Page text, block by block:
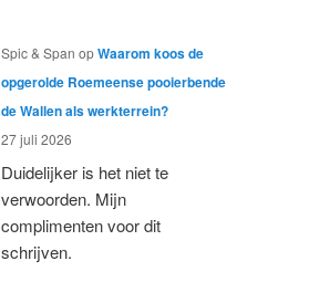
Spic & Span opWaarom koos de
opgerolde Roemeense pooierbende
de Wallen als werkterrein?
27 juli 2026
Duidelijker is het niet te
verwoorden. Mijn
complimenten voor dit
schrijven.